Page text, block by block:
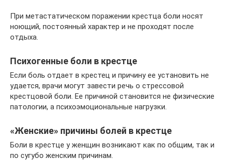
При метастатическом поражении крестца боли носят
ноющий, постоянный характер и не проходят после
отдыха.
Психогенные боли в крестце
Если боль отдает в крестец и причину ее установить не
удается, врачи могут завести речь о стрессовой
крестцовой боли. Ее причиной становится не физические
патологии, а психоэмоциональные нагрузки.
«Женские» причины болей в крестце
Боли в крестце у женщин возникают как по общим, так и
по сугубо женским причинам.